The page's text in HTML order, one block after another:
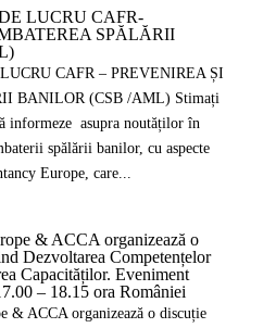
LUCRU CAFR-
SPĂLĂRII
CAFR – PREVENIREA ȘI
BANILOR (CSB /AML) Stimați
informeze asupra noutăților în
spălării banilor, cu aspecte
Europe, care...
& ACCA organizează o
Dezvoltarea Competențelor
Capacităților. Eveniment
– 18.15 ora României
& ACCA organizează o discuție